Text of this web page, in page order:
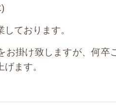
ております。
お掛け致しますが、何卒
ます。